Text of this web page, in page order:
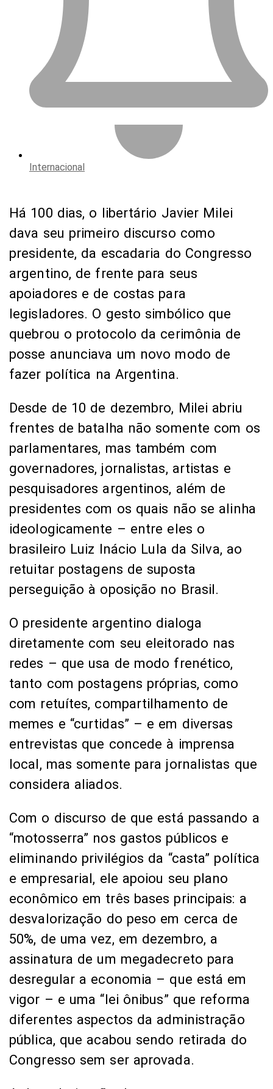
Internacional
Há 100 dias, o libertário Javier Milei
dava seu primeiro discurso como
presidente, da escadaria do Congresso
argentino, de frente para seus
apoiadores e de costas para
legisladores. O gesto simbólico que
quebrou o protocolo da cerimônia de
posse anunciava um novo modo de
fazer política na Argentina.
Desde de 10 de dezembro, Milei abriu
frentes de batalha não somente com os
parlamentares, mas também com
governadores, jornalistas, artistas e
pesquisadores argentinos, além de
presidentes com os quais não se alinha
ideologicamente – entre eles o
brasileiro Luiz Inácio Lula da Silva, ao
retuitar postagens de suposta
perseguição à oposição no Brasil.
O presidente argentino dialoga
diretamente com seu eleitorado nas
redes – que usa de modo frenético,
tanto com postagens próprias, como
com retuítes, compartilhamento de
memes e “curtidas” – e em diversas
entrevistas que concede à imprensa
local, mas somente para jornalistas que
considera aliados.
Com o discurso de que está passando a
“motosserra” nos gastos públicos e
eliminando privilégios da “casta” política
e empresarial, ele apoiou seu plano
econômico em três bases principais: a
desvalorização do peso em cerca de
50%, de uma vez, em dezembro, a
assinatura de um megadecreto para
desregular a economia – que está em
vigor – e uma “lei ônibus” que reforma
diferentes aspectos da administração
pública, que acabou sendo retirada do
Congresso sem ser aprovada.